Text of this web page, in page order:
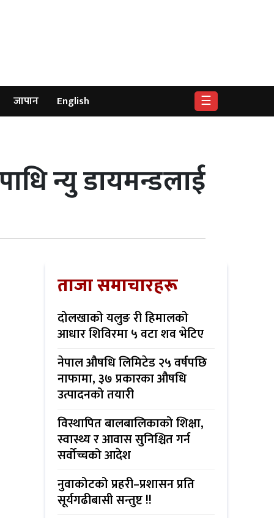
जापान English ☰
न्यु डायमन्डलाई
ताजा समाचारहरू
दोलखाको यलुङ री हिमालको
आधार शिविरमा ५ वटा शव भेटिए
नेपाल औषधि लिमिटेड २५ वर्षपछि
नाफामा, ३७ प्रकारका औषधि
उत्पादनको तयारी
विस्थापित बालबालिकाको शिक्षा,
स्वास्थ्य र आवास सुनिश्चित गर्न
सर्वोच्चको आदेश
नुवाकोटको प्रहरी–प्रशासन प्रति
सूर्यगढीबासी सन्तुष्ट !!